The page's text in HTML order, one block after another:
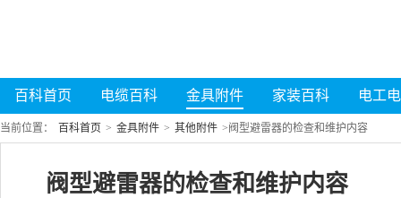
百科首页 电缆百科 金具附件 家装百科 电工
当前位置： 百科首页 > 金具附件 > 其他附件 >阀型避雷器的检查和维护内容
阀型避雷器的检查和维护内容